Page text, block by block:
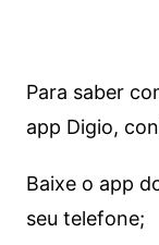
Para saber
app Digio,
Baixe o app
seu telefone;